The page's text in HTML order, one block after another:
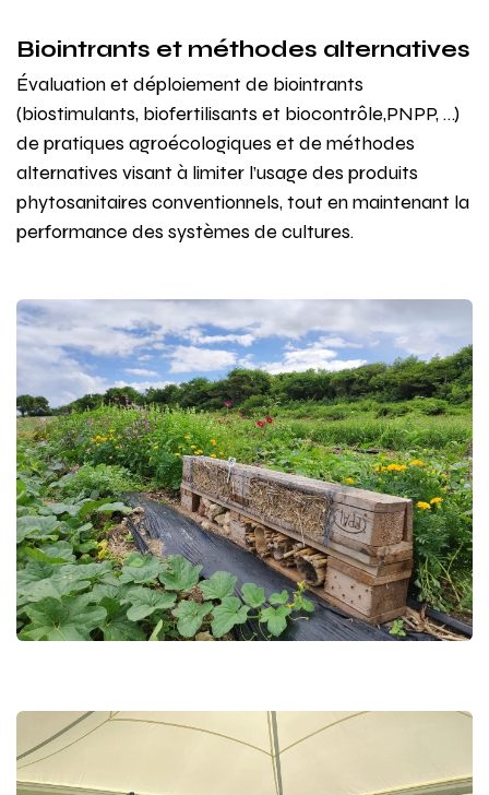
Biointrants et méthodes alternatives
Évaluation et déploiement de biointrants
(biostimulants, biofertilisants et biocontrôle,PNPP, …)
de pratiques agroécologiques et de méthodes
alternatives visant à limiter l’usage des produits
phytosanitaires conventionnels, tout en maintenant la
performance des systèmes de cultures.